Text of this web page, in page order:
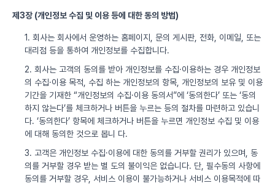
제3장 (개인정보 수집 및 이용 등에 대한 동의 방법)
1. 회사는 회사에서 운영하는 홈페이지, 문의 게시판, 전화, 이메일, 또는
대리점 등을 통하여 개인정보를 수집합니다.
2. 회사는 고객의 동의를 받아 개인정보를 수집·이용하는 경우 개인정보
의 수집·이용 목적, 수집 하는 개인정보의 항목, 개인정보의 보유 및 이용
기간을 기재한 “개인정보의 수집·이용 동의서”에 ‘동의한다’ 또는 ‘동의
하지 않는다’를 체크하거나 버튼을 누르는 등의 절차를 마련하고 있습니
다. ‘동의한다’ 항목에 체크하거나 버튼을 누르면 개인정보 수집 및 이용
에 대해 동의한 것으로 봅니 다.
3. 고객은 개인정보 수집·이용에 대한 동의를 거부할 권리가 있으며, 동
의를 거부할 경우 받는 별 도의 불이익은 없습니다. 단, 필수동의 사항에
동의를 거부할 경우, 서비스 이용이 불가능하거나 서비스 이용목적에 따